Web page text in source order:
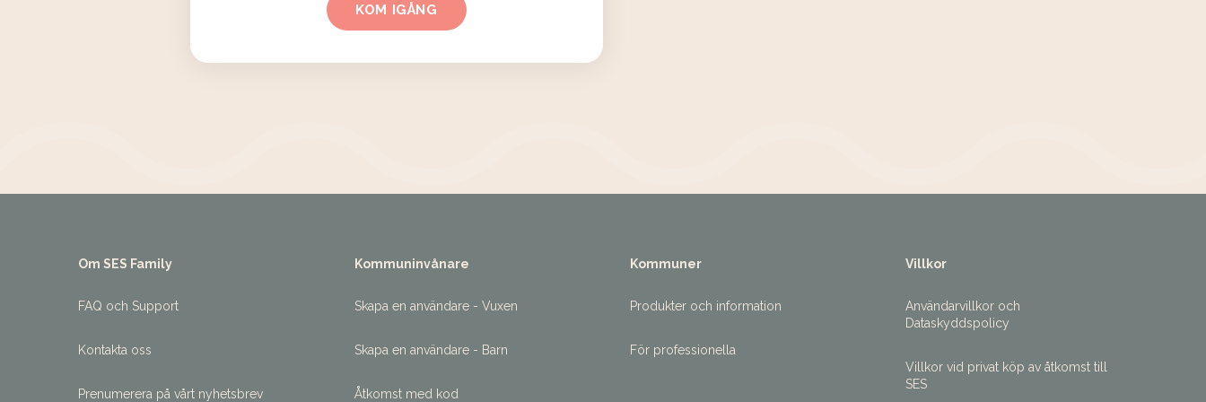
KOM IGÅNG
Om SES Family
FAQ och Support
Kontakta oss
Prenumerera på vårt nyhetsbrev
Kommuninvånare
Skapa en användare - Vuxen
Skapa en användare - Barn
Åtkomst med kod
Kommuner
Produkter och information
För professionella
Villkor
Användarvillkor och
Dataskyddspolicy
Villkor vid privat köp av åtkomst till
SES